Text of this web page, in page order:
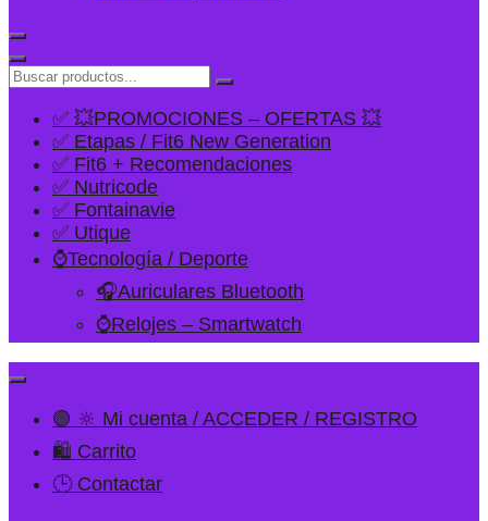
✅ 💥PROMOCIONES – OFERTAS 💥
✅ Etapas / Fit6 New Generation
✅ Fit6 + Recomendaciones
✅ Nutricode
✅ Fontainavie
✅ Utique
⌚Tecnología / Deporte
🎧Auriculares Bluetooth
⌚Relojes – Smartwatch
🟢 🔆 Mi cuenta / ACCEDER / REGISTRO
🛍️ Carrito
🕒 Contactar